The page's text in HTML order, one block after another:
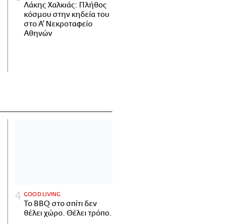
Λάκης Χαλκιάς: Πλήθος
κόσμου στην κηδεία του
στο Α' Νεκροταφείο
Αθηνών
GOOD LIVING
Το BBQ στο σπίτι δεν
θέλει χώρο. Θέλει τρόπο.